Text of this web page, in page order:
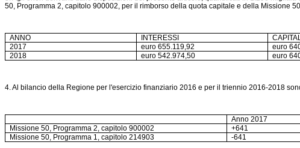
50, Programma 2, capitolo 900002, per il rimborso della quota capitale e della Missione
ANNO INTERESSI
2017
euro 655.119,92
euro
2018
euro 542.974,50 euro
4. Al bilancio della Regione per l'esercizio finanziario 2016 e per il triennio 2016-2018
Anno 2017
Missione 50, Programma 2, capitolo 900002
+641
Missione 50, Programma 1, capitolo 214903
-641